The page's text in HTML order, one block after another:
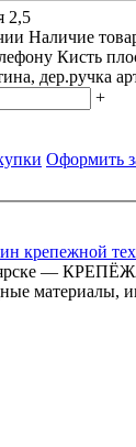
Наличие
Кисть
+
Оформить
—
материалы,